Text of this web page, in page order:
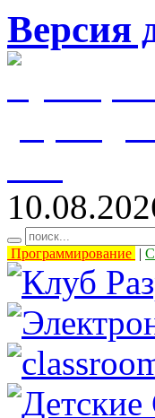
Версия
Программирование |